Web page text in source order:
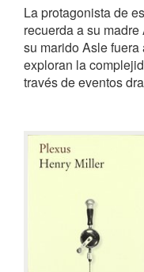
La protagonista de
recuerda a su
su marido Asle
exploran la
través de eventos